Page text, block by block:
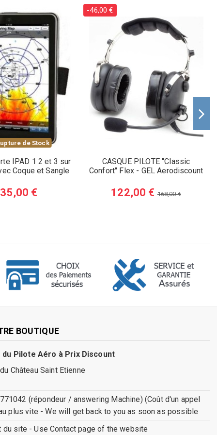
de Stock
IPAD 1 2 et 3 sur
Coque et Sangle
35,00 €
-46,00 €
CASQUE PILOTE "Classic
Confort" Flex - GEL Aerodiscount
122,00 €168,00 €
BOUTIQUE
Pilote Aéro à Prix Discount
Château Saint Etienne
(répondeur / answering Machine) (Coût d'un appel
plus vite - We will get back to you as soon as possible
site - Use Contact page of the website